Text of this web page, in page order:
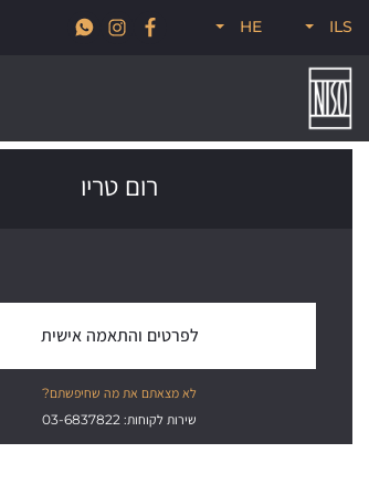
ILS
HEחדש לקיץ 2026, קולקציות סטרים, פודל, ונודוס
רום טריו
לפרטים והתאמה אישית
לא מצאתם את מה שחיפשתם?
שירות לקוחות: 03-6837822